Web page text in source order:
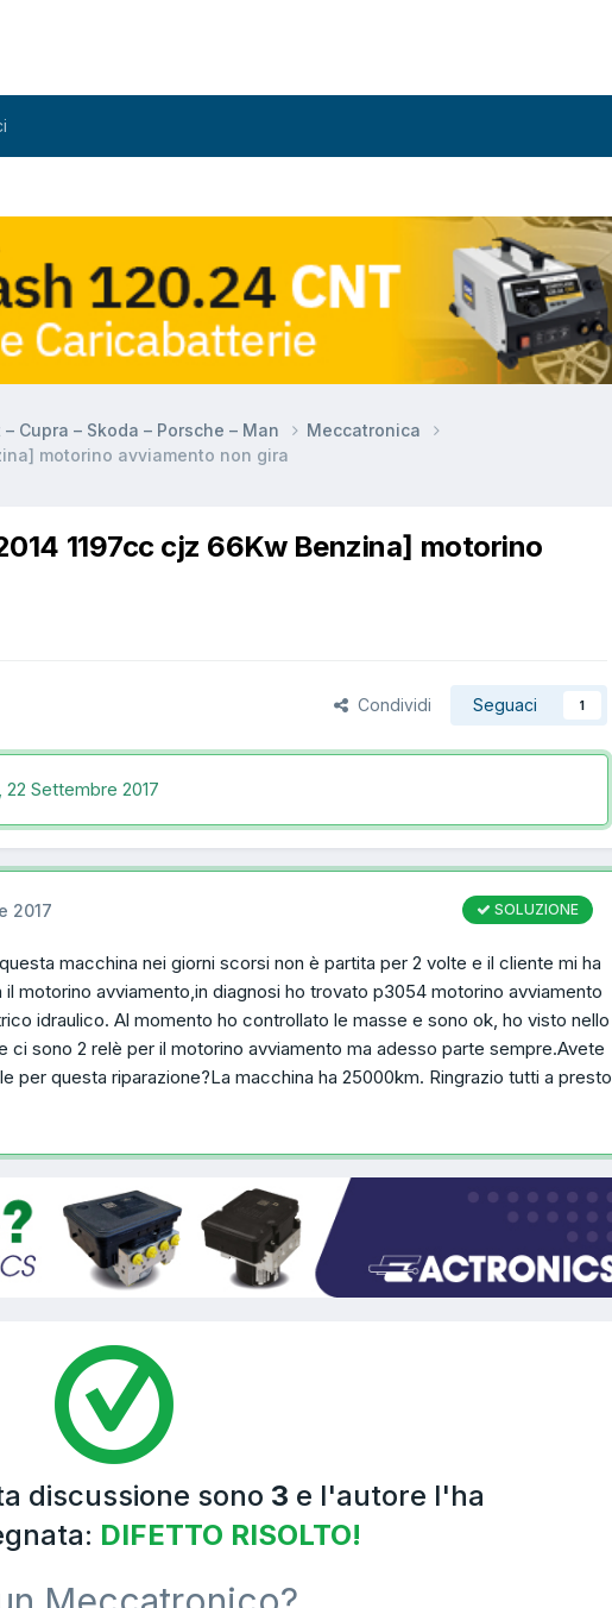
Cupra – Skoda – Porsche – Man
Meccatronica
motorino avviamento non gira
1197cc cjz 66Kw Benzina] motorino
Condividi Seguaci 1
22 Settembre 2017
SOLUZIONE
2017
macchina nei giorni scorsi non è partita per 2 volte e il cliente mi ha
motorino avviamento,in diagnosi ho trovato p3054 motorino avviamento
idraulico. Al momento ho controllato le masse e sono ok, ho visto nello
ci sono 2 relè per il motorino avviamento ma adesso parte sempre.Avete
per questa riparazione?La macchina ha 25000km. Ringrazio tutti a presto
discussione sono 3 e l'autore l'ha
DIFETTO RISOLTO!